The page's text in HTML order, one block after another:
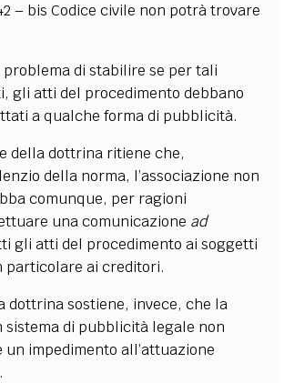
– bis Codice civile non potrà trovare
di stabilire se per tali
gli atti del procedimento debbano
a qualche forma di pubblicità.
della dottrina ritiene che,
della norma, l’associazione non
comunque, per ragioni
una comunicazione ad
gli atti del procedimento ai soggetti
particolare ai creditori.
dottrina sostiene, invece, che la
sistema di pubblicità legale non
impedimento all’attuazione